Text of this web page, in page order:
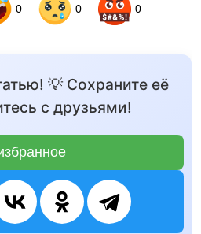
0 0 0
💡 Сохраните её
с друзьями!